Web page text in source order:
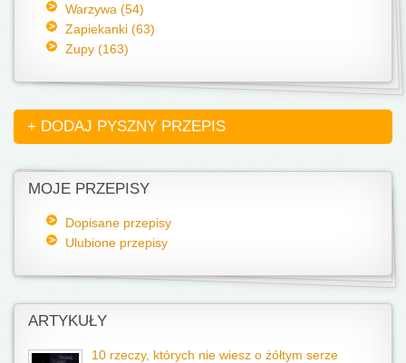
Warzywa (54)
Zapiekanki (63)
Zupy (163)
+ DODAJ PYSZNY PRZEPIS
MOJE PRZEPISY
Dopisane przepisy
Ulubione przepisy
ARTYKUŁY
10 rzeczy, których nie wiesz o żółtym serze